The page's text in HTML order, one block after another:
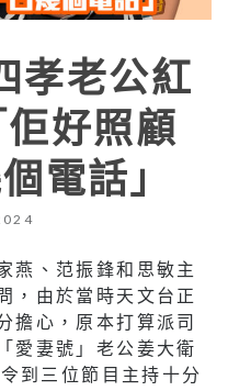
孝老公紅
好照顧
電話」
燕、范振鋒和思敏主
，由於當時天文台正
擔心，原本打算派司
愛妻號」老公姜大衛
到三位節目主持十分